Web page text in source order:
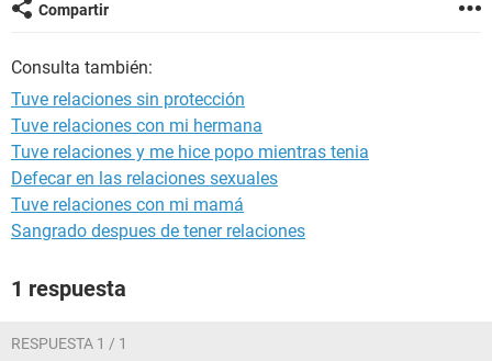
Compartir
Consulta también:
Tuve relaciones sin protección
Tuve relaciones con mi hermana
Tuve relaciones y me hice popo mientras tenia
Defecar en las relaciones sexuales
Tuve relaciones con mi mamá
Sangrado despues de tener relaciones
1 respuesta
RESPUESTA 1 / 1